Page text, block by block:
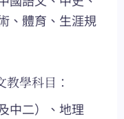
、體育、生涯規
學科目：
中二）、地理